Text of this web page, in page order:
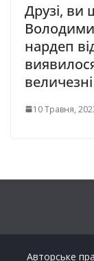
Друзі, ви
нардеп
10 Травня,
Авторське